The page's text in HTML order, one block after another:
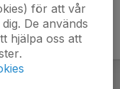
för att vår
De används
hjälpa oss att